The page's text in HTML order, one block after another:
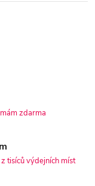
zdarma
tisíců výdejních míst